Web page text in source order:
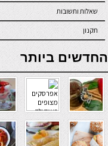
שאלות ותשובות
תקנון
online casino
החדשים ביותר